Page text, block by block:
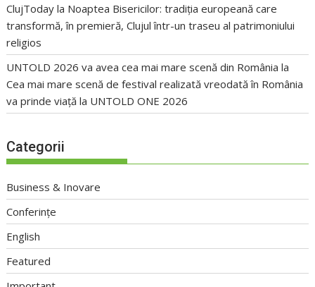
ClujToday la Noaptea Bisericilor: tradiția europeană care
transformă, în premieră, Clujul într-un traseu al patrimoniului
religios
UNTOLD 2026 va avea cea mai mare scenă din România la
Cea mai mare scenă de festival realizată vreodată în România
va prinde viață la UNTOLD ONE 2026
Categorii
Business & Inovare
Conferințe
English
Featured